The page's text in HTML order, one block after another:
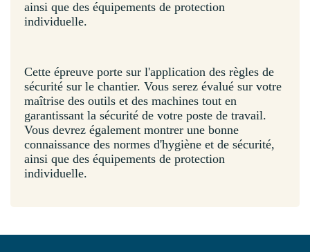
ainsi que des équipements de protection
individuelle.
Cette épreuve porte sur l'application des règles de
sécurité sur le chantier. Vous serez évalué sur votre
maîtrise des outils et des machines tout en
garantissant la sécurité de votre poste de travail.
Vous devrez également montrer une bonne
connaissance des normes d'hygiène et de sécurité,
ainsi que des équipements de protection
individuelle.